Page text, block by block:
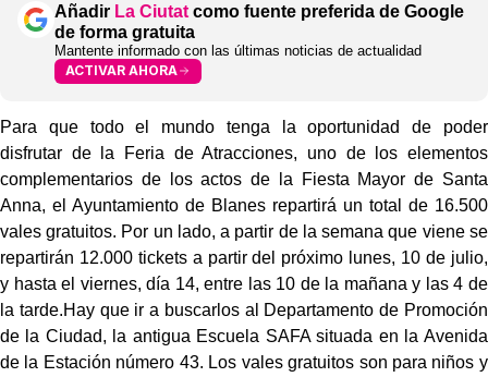
Añadir La Ciutat como fuente preferida de Google
de forma gratuita
Mantente informado con las últimas noticias de actualidad
ACTIVAR AHORA
Para que todo el mundo tenga la oportunidad de poder
disfrutar de la Feria de Atracciones, uno de los elementos
complementarios de los actos de la Fiesta Mayor de Santa
Anna, el Ayuntamiento de Blanes repartirá un total de 16.500
vales gratuitos. Por un lado, a partir de la semana que viene se
repartirán 12.000 tickets a partir del próximo lunes, 10 de julio,
y hasta el viernes, día 14, entre las 10 de la mañana y las 4 de
la tarde.Hay que ir a buscarlos al Departamento de Promoción
de la Ciudad, la antigua Escuela SAFA situada en la Avenida
de la Estación número 43. Los vales gratuitos son para niños y